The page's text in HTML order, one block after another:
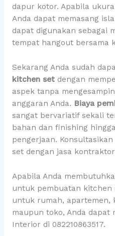
dapur kotor. Apabila
Anda dapat memasang
dapat digunakan sebagai
tempat hangout bersama
Sekarang Anda sudah
kitchen setdengan
aspek tanpa
anggaran Anda. Biaya
sangat bervariatif sekali
bahan dan finishing
pengerjaan.
set dengan jasa
Apabila Anda
untuk pembuatan kitchen
untuk rumah, apartemen,
maupun toko, Anda dapat
Interior di 082210863517.